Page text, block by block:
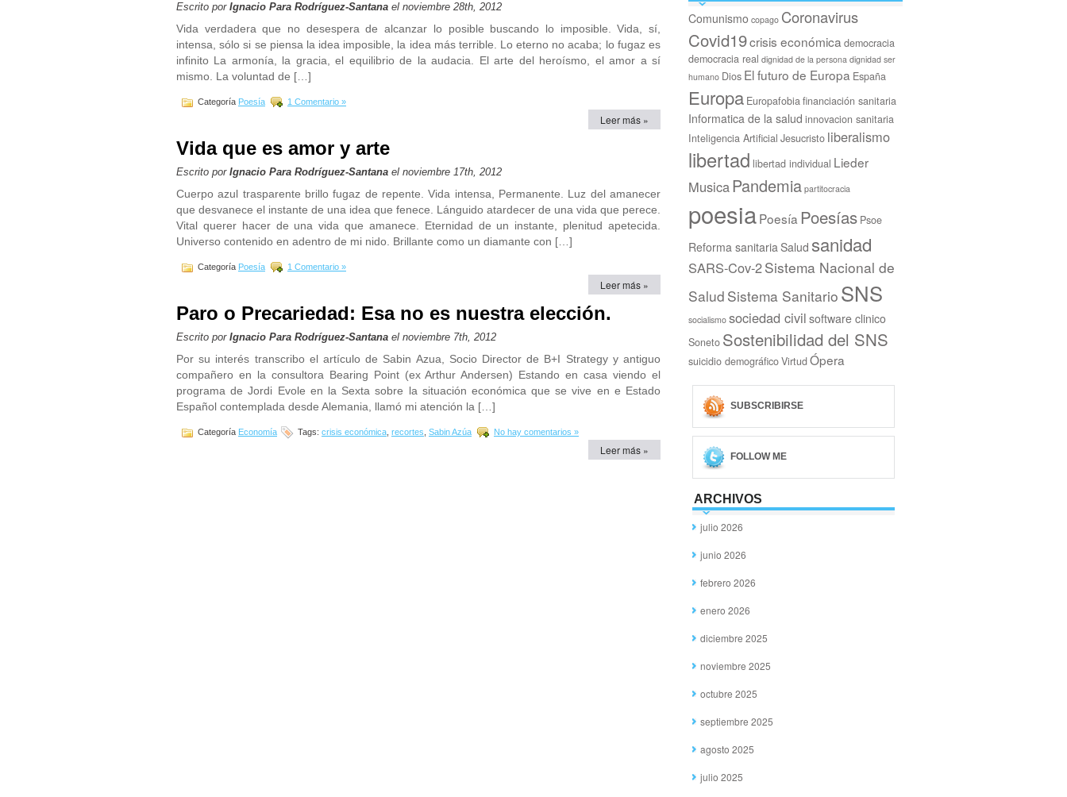
Escrito por Ignacio Para Rodríguez-Santana el noviembre 28th, 2012
Vida verdadera que no desespera de alcanzar lo posible buscando lo imposible. Vida, sí,
intensa, sólo si se piensa la idea imposible, la idea más terrible. Lo eterno no acaba; lo fugaz es
infinito La armonía, la gracia, el equilibrio de la audacia. El arte del heroísmo, el amor a sí
mismo. La voluntad de […]
Categoría Poesía 1 Comentario »
Leer más »
Vida que es amor y arte
Escrito por Ignacio Para Rodríguez-Santana el noviembre 17th, 2012
Cuerpo azul trasparente brillo fugaz de repente. Vida intensa, Permanente. Luz del amanecer
que desvanece el instante de una idea que fenece. Lánguido atardecer de una vida que perece.
Vital querer hacer de una vida que amanece. Eternidad de un instante, plenitud apetecida.
Universo contenido en adentro de mi nido. Brillante como un diamante con […]
Categoría Poesía 1 Comentario »
Leer más »
Paro o Precariedad: Esa no es nuestra elección.
Escrito por Ignacio Para Rodríguez-Santana el noviembre 7th, 2012
Por su interés transcribo el artículo de Sabin Azua, Socio Director de B+I Strategy y antiguo
compañero en la consultora Bearing Point (ex Arthur Andersen) Estando en casa viendo el
programa de Jordi Evole en la Sexta sobre la situación económica que se vive en e Estado
Español contemplada desde Alemania, llamó mi atención la […]
Categoría Economía Tags: crisis económica recortes Sabin Azúa No hay comentarios »
Leer más »
Comunismo copago Coronavirus
Covid19crisis económica democracia
democracia real dignidad de la persona dignidad ser
humano Dios El futuro de Europa España
Europa Europafobiafinanciación sanitaria
Informatica de la salud innovacion sanitaria
Inteligencia Artificial Jesucristo liberalismo
libertad libertad individual Lieder
MusicaPandemia partitocracia
poesiaPoesía Poesías Psoe
Reforma sanitariaSalud sanidad
SARS-Cov-2Sistema Nacional de
Salud Sistema Sanitario SNS
socialismo sociedad civil software clinico
Soneto Sostenibilidad del SNS
suicidio demográficoVirtudÓpera
SUBSCRIBIRSE
FOLLOW ME
ARCHIVOS
julio 2026
junio 2026
febrero 2026
enero 2026
diciembre 2025
noviembre 2025
octubre 2025
septiembre 2025
agosto 2025
julio 2025